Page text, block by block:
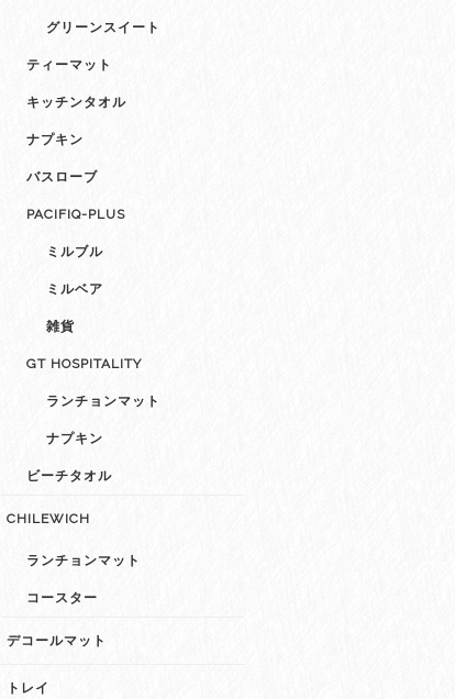
グリーンスイート
ティーマット
キッチンタオル
ナプキン
バスローブ
PACIFIQ-PLUS
ミルブル
ミルベア
雑貨
GT HOSPITALITY
ランチョンマット
ナプキン
ビーチタオル
CHILEWICH
ランチョンマット
コースター
デコールマット
トレイ